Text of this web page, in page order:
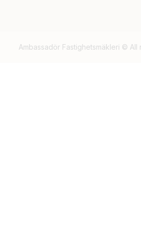
Ambassadör Fastighetsmäkleri ©